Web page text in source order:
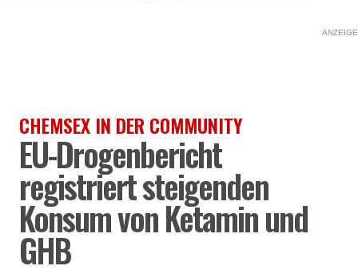
ANZEIGE
CHEMSEX IN DER COMMUNITY
EU-Drogenbericht
registriert steigenden
Konsum von Ketamin und
GHB